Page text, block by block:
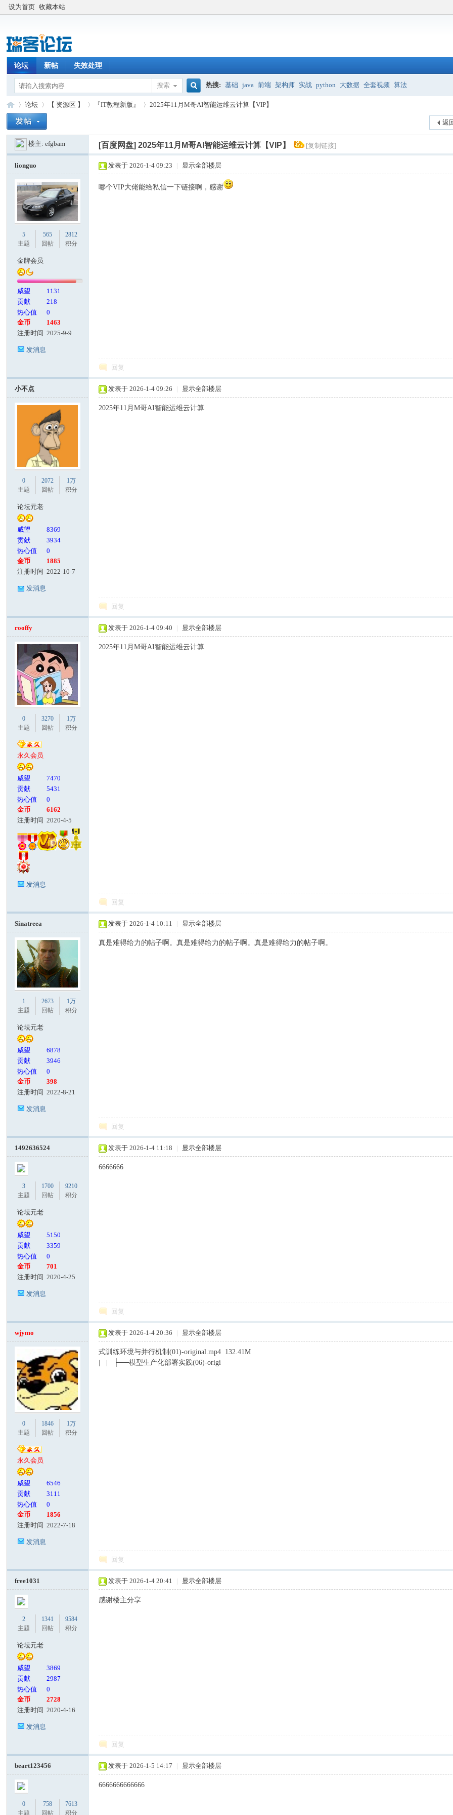
设为首页 收藏本站
论坛 新帖 失效处理
搜索
搜
索
热搜: 基础 java 前端 架构师 实战 python 大数据 全套视频 算法
»
论坛
›
【 资源区 】 『IT教程新版』
›
2025年11月M哥AI智能运维云计算【VIP】
返
楼主:efgbam [百度网盘]2025年11月M哥AI智能运维云计算【VIP】 [复制链接]
lionguo
5
主题
565
回帖
2812
积分
金牌会员
威望
1131
贡献
218
热心值
0
金币
1463
注册时间 2025-9-9
发消息
发表于 2026-1-4 09:23 | 显示全部楼层
哪个VIP大佬能给私信一下链接啊，感谢
回复
小不点
0
主题
2072
回帖
1万
积分
论坛元老
威望
8369
贡献
3934
热心值
0
金币
1885
注册时间 2022-10-7
发消息
发表于 2026-1-4 09:26 | 显示全部楼层
2025年11月M哥AI智能运维云计算
回复
rooffy
0
主题
3270
回帖
1万
积分
永久会员
威望
7470
贡献
5431
热心值
0
金币
6162
注册时间 2020-4-5
发消息
发表于 2026-1-4 09:40 | 显示全部楼层
2025年11月M哥AI智能运维云计算
回复
Sinatreea
1
主题
2673
回帖
1万
积分
论坛元老
威望
6878
贡献
3946
热心值
0
金币
398
注册时间 2022-8-21
发消息
发表于 2026-1-4 10:11 | 显示全部楼层
真是难得给力的帖子啊。真是难得给力的帖子啊。真是难得给力的帖子啊。
回复
1492636524
3
主题
1700
回帖
9210
积分
论坛元老
威望
5150
贡献
3359
热心值
0
金币
701
注册时间 2020-4-25
发消息
发表于 2026-1-4 11:18 | 显示全部楼层
6666666
回复
wjymo
0
主题
1846
回帖
1万
积分
永久会员
威望
6546
贡献
3111
热心值
0
金币
1856
注册时间 2022-7-18
发消息
发表于 2026-1-4 20:36 | 显示全部楼层
式训练环境与并行机制(01)-original.mp4 132.41M
| | ├──模型生产化部署实践(06)-origi
回复
free1031
2
主题
1341
回帖
9584
积分
论坛元老
威望
3869
贡献
2987
热心值
0
金币
2728
注册时间 2020-4-16
发消息
发表于 2026-1-4 20:41 | 显示全部楼层
感谢楼主分享
回复
beart123456
0
主题
758
回帖
7613
积分
发表于 2026-1-5 14:17 | 显示全部楼层
6666666666666